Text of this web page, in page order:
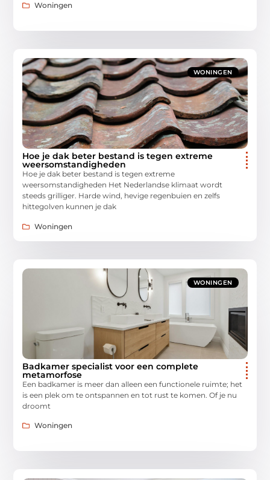
Woningen
WONINGEN
Hoe je dak beter bestand is tegen extreme
weersomstandigheden
Hoe je dak beter bestand is tegen extreme
weersomstandigheden Het Nederlandse klimaat wordt
steeds grilliger. Harde wind, hevige regenbuien en zelfs
hittegolven kunnen je dak
Woningen
WONINGEN
Badkamer specialist voor een complete
metamorfose
Een badkamer is meer dan alleen een functionele ruimte; het
is een plek om te ontspannen en tot rust te komen. Of je nu
droomt
Woningen